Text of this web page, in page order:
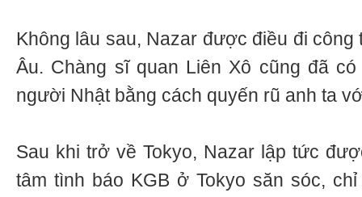
Không lâu sau, Nazar được điều đi
Âu. Chàng sĩ quan Liên Xô cũng đã
người Nhật bằng cách quyến rũ anh ta
Sau khi trở về Tokyo, Nazar lập tức
tâm tình báo KGB ở Tokyo săn sóc,